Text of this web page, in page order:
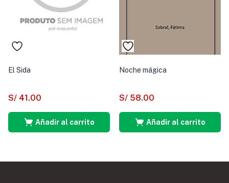
El Sida
S/ 41.00
Añadir al carrito
Noche mágica
S/ 58.00
Añadir al carrito